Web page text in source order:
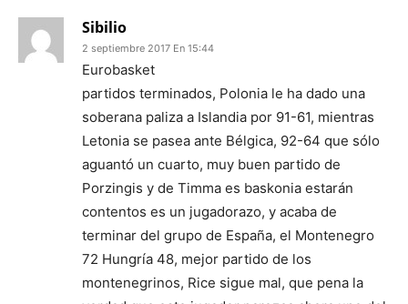
Sibilio
2 septiembre 2017 En 15:44
Eurobasket
partidos terminados, Polonia le ha dado una
soberana paliza a Islandia por 91-61, mientras
Letonia se pasea ante Bélgica, 92-64 que sólo
aguantó un cuarto, muy buen partido de
Porzingis y de Timma es baskonia estarán
contentos es un jugadorazo, y acaba de
terminar del grupo de España, el Montenegro
72 Hungría 48, mejor partido de los
montenegrinos, Rice sigue mal, que pena la